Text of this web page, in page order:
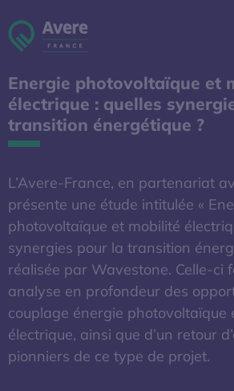
AFIREV
BAROMÈTRE EXPERT
A DÉCOUVRIR
ESPACE ADHÉRENT
DEVENIR ADHÉRENT
L’Avere-France
Energie photovoltaïque et
électrique : quelles
transition énergétique ?
L’Avere-France, en partenariat
présente une étude intitulée «
photovoltaïque et mobilité
synergies pour la transition
réalisée par Wavestone. Celle-ci
analyse en profondeur des
couplage énergie photovoltaïque
électrique, ainsi que d’un retour
pionniers de ce type de projet.